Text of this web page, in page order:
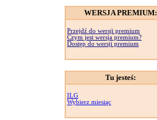
WERSJA PREMIUM:
Przejdź do wersji premium
Czym jest wersja premium?
Dostęp do wersji premium
Tu jesteś:
ILG
Wybierz miesiąc